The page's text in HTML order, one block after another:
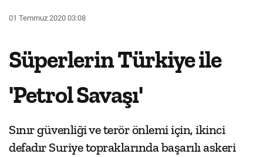
01 Temmuz 2020 03:08
Süperlerin Türkiye ile
'Petrol Savaşı'
Sınır güvenliği ve terör önlemi için, ikinci
defadır Suriye topraklarında başarılı askeri